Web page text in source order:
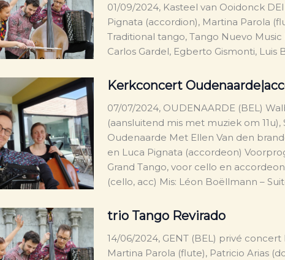
01/09/2024, Kasteel van Ooidonck
Pignata (accordion), Martina Parola
Traditional tango, Tango Nuevo
Carlos Gardel, Egberto Gismonti, Luis
Kerkconcert
07/07/2024, OUDENAARDE (BEL)
(aansluitend mis met muziek om
Oudenaarde Met Ellen Van den
en Luca Pignata (accordeon)
Grand Tango, voor cello en
(cello, acc) Mis: Léon Boëllmann –
trio Tango Revirado
14/06/2024, GENT (BEL) privé
Martina Parola (flute), Patricio Arias